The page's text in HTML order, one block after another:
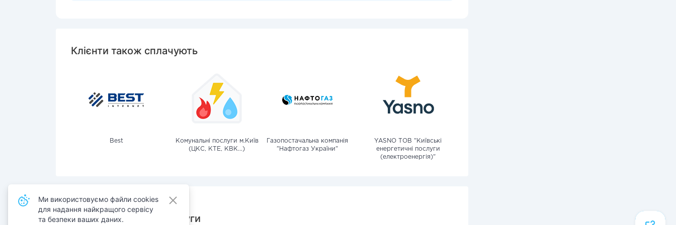
Клієнти також сплачують
Best
Комунальні послуги м.Київ
(ЦКС, КТЕ, КВК...)
Газопостачальна компанія
"Нафтогаз України"
YASNO ТОВ "Київські
енергетичні послуги
(електроенергія)"
Також сплачують послуги
Ми використовуємо файли cookies
для надання найкращого сервісу
та безпеки ваших даних.